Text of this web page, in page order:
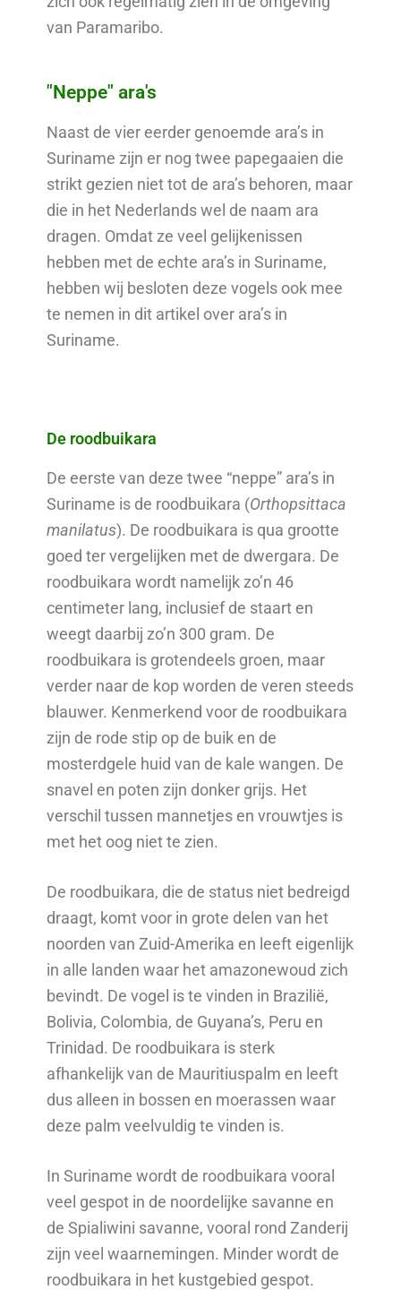
van Paramaribo.
"Neppe" ara's
Naast de vier eerder genoemde ara’s in
Suriname zijn er nog twee papegaaien die
strikt gezien niet tot de ara’s behoren, maar
die in het Nederlands wel de naam ara
dragen. Omdat ze veel gelijkenissen
hebben met de echte ara’s in Suriname,
hebben wij besloten deze vogels ook mee
te nemen in dit artikel over ara’s in
Suriname.
De roodbuikara
De eerste van deze twee “neppe” ara’s in
Suriname is de roodbuikara (Orthopsittaca
manilatus). De roodbuikara is qua grootte
goed ter vergelijken met de dwergara. De
roodbuikara wordt namelijk zo’n 46
centimeter lang, inclusief de staart en
weegt daarbij zo’n 300 gram. De
roodbuikara is grotendeels groen, maar
verder naar de kop worden de veren steeds
blauwer. Kenmerkend voor de roodbuikara
zijn de rode stip op de buik en de
mosterdgele huid van de kale wangen. De
snavel en poten zijn donker grijs. Het
verschil tussen mannetjes en vrouwtjes is
met het oog niet te zien.
De roodbuikara, die de status niet bedreigd
draagt, komt voor in grote delen van het
noorden van Zuid-Amerika en leeft eigenlijk
in alle landen waar het amazonewoud zich
bevindt. De vogel is te vinden in Brazilië,
Bolivia, Colombia, de Guyana’s, Peru en
Trinidad. De roodbuikara is sterk
afhankelijk van de Mauritiuspalm en leeft
dus alleen in bossen en moerassen waar
deze palm veelvuldig te vinden is.
In Suriname wordt de roodbuikara vooral
veel gespot in de noordelijke savanne en
de Spialiwini savanne, vooral rond Zanderij
zijn veel waarnemingen. Minder wordt de
roodbuikara in het kustgebied gespot.